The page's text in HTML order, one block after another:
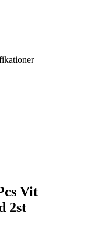
Vit
2st